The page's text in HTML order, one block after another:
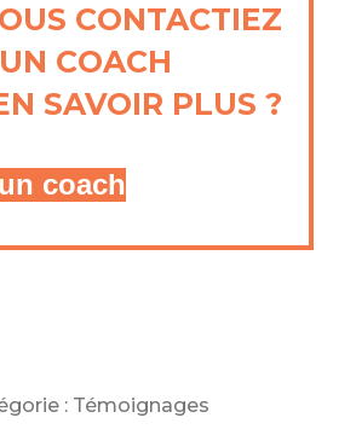
CONTACTIEZ
UN COACH
SAVOIR PLUS ?
coach
: Témoignages